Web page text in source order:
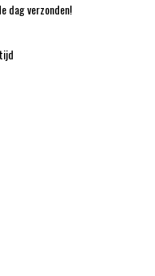
dag verzonden!